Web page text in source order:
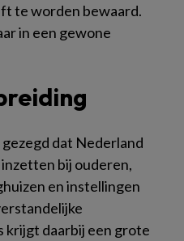
te worden bewaard.
in een gewone
dat Nederland
bij ouderen,
en instellingen
krijgt daarbij een grote